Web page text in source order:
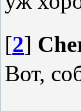
[2]
Вот,